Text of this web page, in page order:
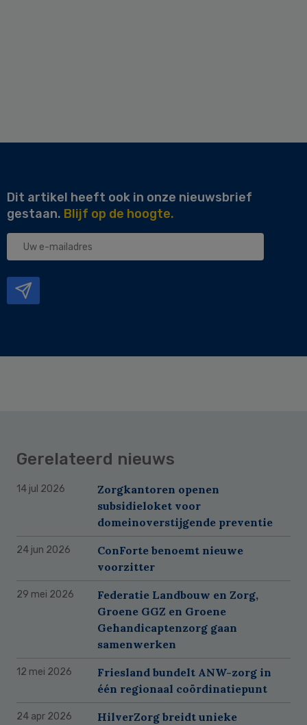
Dit artikel heeft ook in onze nieuwsbrief
gestaan. Blijf op de hoogte.
Uw
Gerelateerd nieuws
14 jul 2026
Zorgkantoren openen
subsidieloket voor
domeinoverstijgende preventie
24 jun 2026
ConForte benoemt nieuwe
voorzitter
29 mei 2026
Federatie Landbouw en Zorg,
Groene GGZ en Groene
Gehandicaptenzorg gaan
samenwerken
12 mei 2026
Friesland bundelt ANW-zorg in
één regionaal coördinatiepunt
24 apr 2026
HilverZorg breidt unieke